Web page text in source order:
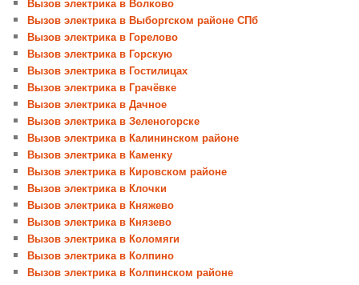
Вызов электрика в Волково
Вызов электрика в Выборгском районе СПб
Вызов электрика в Горелово
Вызов электрика в Горскую
Вызов электрика в Гостилицах
Вызов электрика в Грачёвке
Вызов электрика в Дачное
Вызов электрика в Зеленогорске
Вызов электрика в Калининском районе
Вызов электрика в Каменку
Вызов электрика в Кировском районе
Вызов электрика в Клочки
Вызов электрика в Княжево
Вызов электрика в Князево
Вызов электрика в Коломяги
Вызов электрика в Колпино
Вызов электрика в Колпинском районе